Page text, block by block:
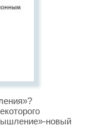
новый